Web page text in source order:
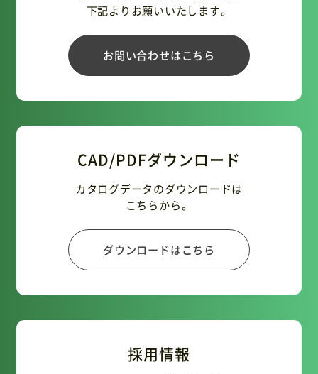
下記よりお願いいたします。
お問い合わせはこちら
CAD/PDFダウンロード
カタログデータのダウンロードは
こちらから。
ダウンロードはこちら
採用情報